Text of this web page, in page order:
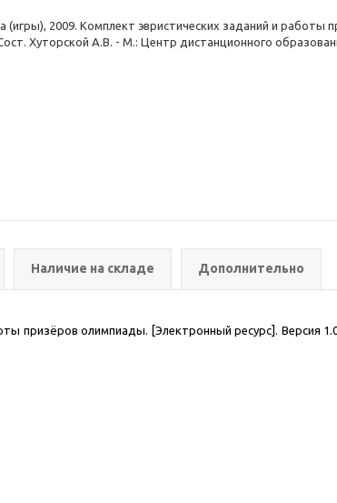
2009. Комплект эвристических заданий и работы
Хуторской А.В. - М.: Центр дистанционного
Наличие на складе Дополнительно
призёров олимпиады. [Электронный ресурс]. Версия